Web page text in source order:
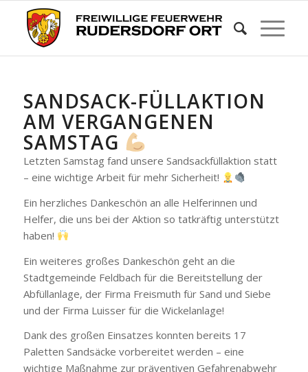
SANDSACK-FÜLLAKTION
AM VERGANGENEN
SAMSTAG
Letzten Samstag fand unsere Sandsackfüllaktion statt
– eine wichtige Arbeit für mehr Sicherheit!
Ein herzliches Dankeschön an alle Helferinnen und
Helfer, die uns bei der Aktion so tatkräftig unterstützt
haben!
Ein weiteres großes Dankeschön geht an die
Stadtgemeinde Feldbach für die Bereitstellung der
Abfüllanlage, der Firma Freismuth für Sand und Siebe
und der Firma Luisser für die Wickelanlage!
Dank des großen Einsatzes konnten bereits 17
Paletten Sandsäcke vorbereitet werden – eine
wichtige Maßnahme zur präventiven Gefahrenabwehr